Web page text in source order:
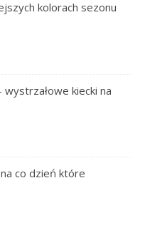
kolorach sezonu
wystrzałowe kiecki na
co dzień które